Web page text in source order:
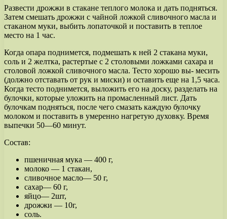
Развести дрожжи в стакане теплого молока и дать подняться.
Затем смешать дрожжи с чайной ложкой сливочного масла и
стаканом муки, выбить лопаточкой и поставить в теплое
место на 1 час.
Когда опара поднимется, подмешать к ней 2 стакана муки,
соль и 2 желтка, растертые с 2 столовыми ложками сахара и
столовой ложкой сливочного масла. Тесто хорошо вы- месить
(должно отставать от рук и миски) и оставить еще на 1,5 часа.
Когда тесто поднимется, выложить его на доску, разделать на
булочки, которые уложить на промасленный лист. Дать
булочкам подняться, после чего смазать каждую булочку
молоком и поставить в умеренно нагретую духовку. Время
выпечки 50—60 минут.
Состав:
пшеничная мука — 400 г,
молоко — 1 стакан,
сливочное масло— 50 г,
сахар— 60 г,
яйцо— 2шт,
дрожжи — 10г,
соль.